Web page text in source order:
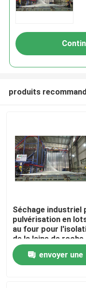
Maison
Produits
produits
Séchage industriel
pulvérisation en
au four pour
de la laine de roche
envoyer une